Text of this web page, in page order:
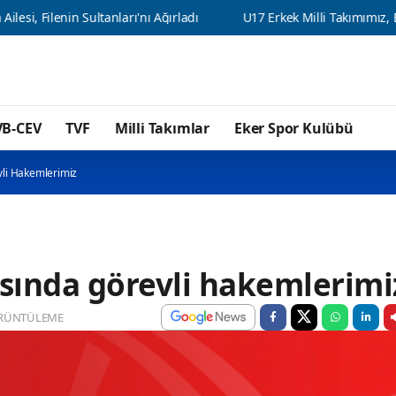
Sultanları'nı Ağırladı U17 Erkek Milli Takımımız, Balkan
CEV TVF Milli Takımlar Eker Spor Kulübü
Hakemlerimiz
görevli